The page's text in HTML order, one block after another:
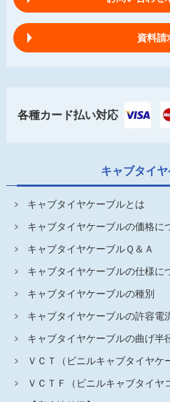
資料請
各種カード払い対応
キャブタイ
キャブタイヤケーブルとは
キャブタイヤケーブルの価格に
キャブタイヤケーブルＱ＆Ａ
キャブタイヤケーブルの仕様に
キャブタイヤケーブルの種別
キャブタイヤケーブルの許容電
キャブタイヤケーブルの曲げ半
ＶＣＴ（ビニルキャブタイヤケ
ＶＣＴＦ（ビニルキャブタイヤ